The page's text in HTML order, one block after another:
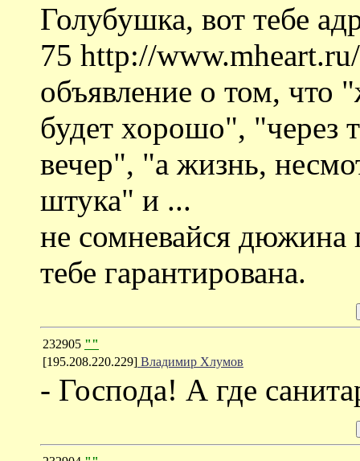
Голубушка, вот тебе
75 http://
объявление о том, что
будет хорошо", "через
вечер", "а жизнь,
штука" и ...
не сомневайся
тебе гарантирована.
232905 ""
[195.208.220.229] Владимир Хлумов
- Господа! А где